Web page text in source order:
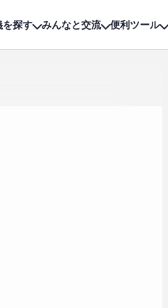
を探す みんなと交流 便利ツール